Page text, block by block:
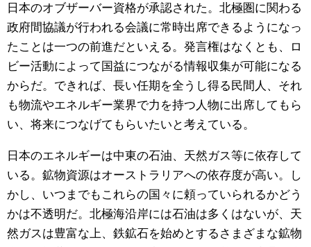
日本のオブザーバー資格が承認された。北極圏に関わる
政府間協議が行われる会議に常時出席できるようになっ
たことは一つの前進だといえる。発言権はなくとも、ロ
ビー活動によって国益につながる情報収集が可能になる
からだ。できれば、長い任期を全うし得る民間人、それ
も物流やエネルギー業界で力を持つ人物に出席してもら
い、将来につなげてもらいたいと考えている。
日本のエネルギーは中東の石油、天然ガス等に依存して
いる。鉱物資源はオーストラリアへの依存度が高い。し
かし、いつまでもこれらの国々に頼っていられるかどう
かは不透明だ。北極海沿岸には石油は多くはないが、天
然ガスは豊富な上、鉄鉱石を始めとするさまざまな鉱物